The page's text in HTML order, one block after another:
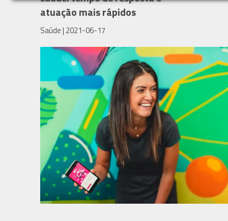
atuação mais rápidos
Saúde | 2021-06-17